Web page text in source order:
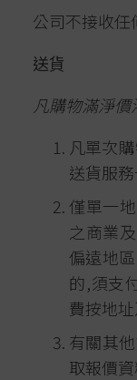
公司不接收任
送貨
凡購物滿淨價
凡單次
送貨服務
僅單一
之商業
偏遠地
的,須支
費按地
有關其
取報價資